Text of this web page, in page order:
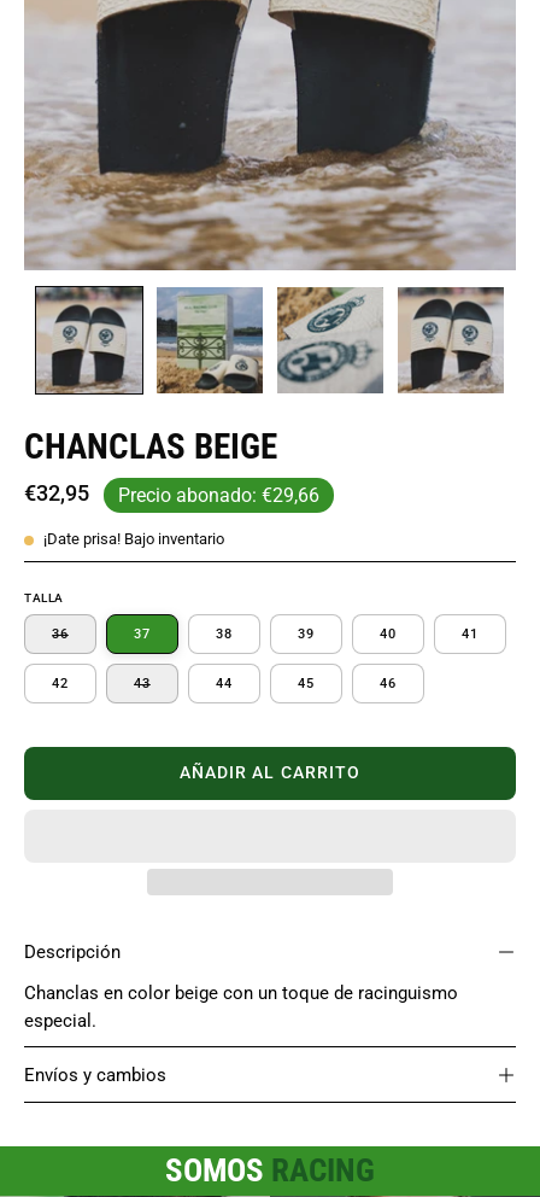
CHANCLAS BEIGE
€32,95 Precio abonado: €29,66
¡Date prisa! Bajo inventario
TALLA
36 37 38 39 40 41
42 43 44 45 46
AÑADIR AL CARRITO
Descripción
Chanclas en color beige con un toque de racinguismo
especial.
Envíos y cambios
SOMOS RACING